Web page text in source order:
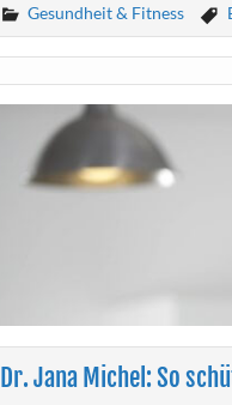
Gesundheit & Fitness
Dr. Jana Michel: So